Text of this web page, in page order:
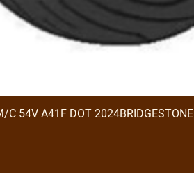
54V A41F DOT 2024BRIDGESTONE